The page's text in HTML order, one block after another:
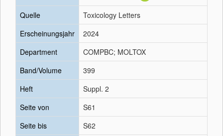
Quelle
Toxicology Letters
Erscheinungsjahr
2024
Department
COMPBC; MOLTOX
Band/Volume
399
Heft
Suppl. 2
Seite von
S61
Seite bis
S62